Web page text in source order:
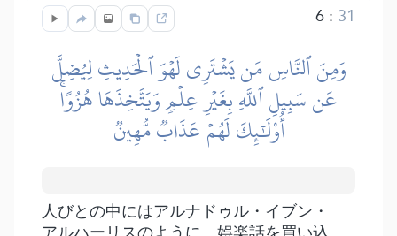
6: 31
وَمِنَ ٱلنَّاسِ مَن يَشۡتَرِي لَهۡوَ ٱلۡحَدِيثِ لِيُضِلَّ
عَن سَبِيلِ ٱللَّهِ بِغَيۡرِ عِلۡمٖ وَيَتَّخِذَهَا هُزُوًاۚ
أُوْلَٰٓئِكَ لَهُمۡ عَذَابٞ مُّهِينٞ
人びとの中にはアルナドゥル・イブン・
アルハーリスのように、娯楽話を買い込